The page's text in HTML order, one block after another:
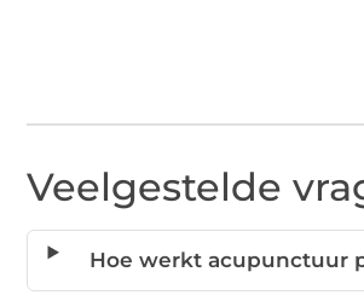
Veelgestelde
Hoe werkt acupunctuur